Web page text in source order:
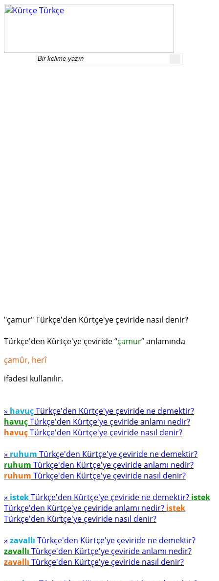
"çamur" Türkçe'den Kürtçe'ye çeviride nasıl denir?
Türkçe'den Kürtçe'ye çeviride “çamur” anlamında
çamûr, herî
ifadesi kullanılır.
» havuçTürkçe'den Kürtçe'ye çeviride ne demektir?
havuçTürkçe'den Kürtçe'ye çeviride anlamı nedir?
havuçTürkçe'den Kürtçe'ye çeviride nasıl denir?
» ruhum Türkçe'den Kürtçe'ye çeviride ne demektir?
ruhum Türkçe'den Kürtçe'ye çeviride anlamı nedir?
ruhum Türkçe'den Kürtçe'ye çeviride nasıl denir?
» istekTürkçe'den Kürtçe'ye çeviride ne demektir? istek
Türkçe'den Kürtçe'ye çeviride anlamı nedir? istek
Türkçe'den Kürtçe'ye çeviride nasıl denir?
» zavallı Türkçe'den Kürtçe'ye çeviride ne demektir?
zavallı Türkçe'den Kürtçe'ye çeviride anlamı nedir?
zavallı Türkçe'den Kürtçe'ye çeviride nasıl denir?